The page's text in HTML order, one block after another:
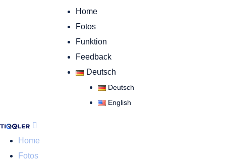
Home
Fotos
Funktion
Feedback
Deutsch
Deutsch
English
Home
Fotos